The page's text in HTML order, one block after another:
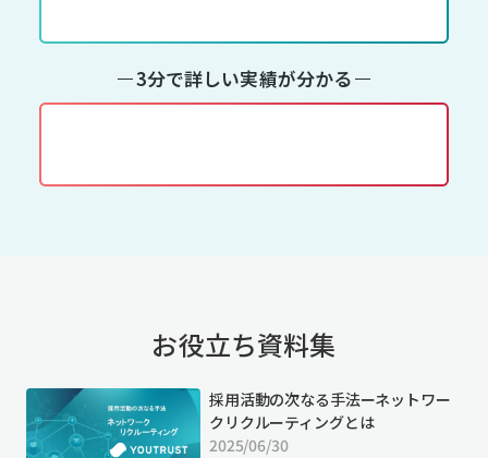
3分で詳しい実績が分かる
お役立ち資料集
採用活動の次なる手法ーネットワー
クリクルーティングとは
2025/06/30